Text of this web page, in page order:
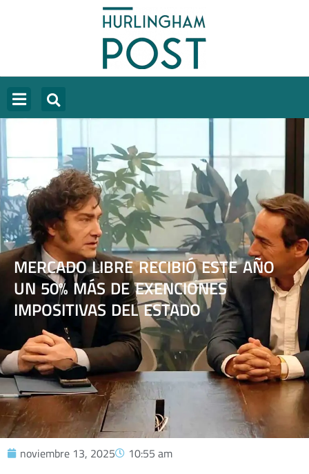
MERCADO LIBRE RECIBIÓ ESTE AÑO
UN 50% MÁS DE EXENCIONES
IMPOSITIVAS DEL ESTADO
noviembre 13, 2025 10:55 am